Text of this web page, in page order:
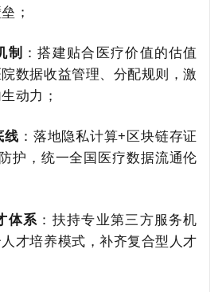
；
制 ：搭建贴合医疗价值的估值
数据收益管理、分配规则，激
动力；
线 ：落地隐私计算+区块链存证
护，统一全国医疗数据流通伦
体系 ：扶持专业第三方服务机
才培养模式，补齐复合型人才